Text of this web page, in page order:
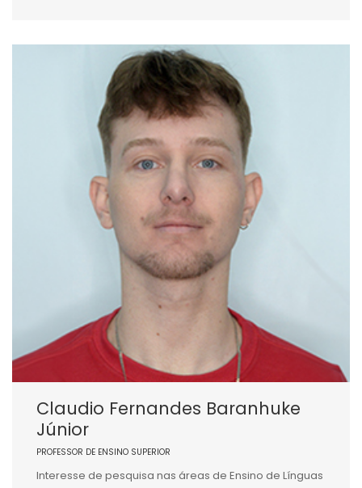
Claudio Fernandes Baranhuke
Júnior
PROFESSOR DE ENSINO SUPERIOR
Interesse de pesquisa nas áreas de Ensino de Línguas